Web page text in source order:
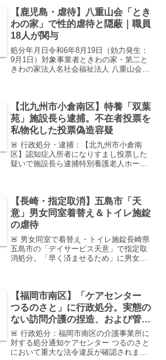
指定取消処分を下し...
【鹿児島・虐待】八重山会「とき
わの家」で性的虐待と隠蔽｜職員
18人が関与
処分年月日令和6年8月19日（効力発生：
9月1日）対象事業者ときわの家・第二と
きわの家法人名社会福祉法人 八重山会代
容...
【北九州市小倉南区】特養「双葉
苑」施設長ら逮捕。不在者投票を
私物化した投票偽造容疑
🚨 行政処分・逮捕：【北九州市小倉南
区】認知症入所者になりすまし投票した
疑いで施設長ら逮捕特別養護老人ホーム
て、不在者投票制度を悪用し...
【長崎・指定取消】五島市「天
意」男女同室着替え＆トイレ施錠
の虐待
🚨 男女同室で着替え・トイレ施錠長崎県
五島市の「デイサービス天意」で指定取
消処分。「早く済ませるため」に男女同
日：3月3...
【福岡市南区】「ケアセンター
つるのさと」に行政処分。実態の
ない訪問介護の捏造、および管理
者の人員基準違反（他事業…
🚨 行政処分：福岡市南区の介護事業所に
対する処分通知ケアセンター つるのさと
において重大な法令違反が確認されまし